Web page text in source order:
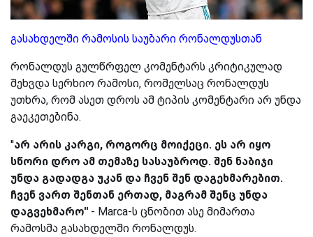
გასახდელში რამოსის საუბარი რონალდუსთან
რონალდუს გულწრფელ კომენტარს კრიტიკულად
შეხვდა სერხიო რამოსი, რომელსაც რონალდუს
უთხრა, რომ ასეთ დროს ამ ტიპის კომენტარი არ უნდა
გაეკეთებინა.
''არ არის კარგი, როგორც მოიქეცი. ეს არ იყო
სწორი დრო ამ თემაზე სასაუბროდ. შენ ნაბიჯი
უნდა გადადგა უკან და ჩვენ შენ დაგეხმარებით.
ჩვენ ვართ შენთან ერთად, მაგრამ შენც უნდა
დაგვეხმარო'' - Marca-ს ცნობით ასე მიმართა
რამოსმა გასახდელში რონალდუს.